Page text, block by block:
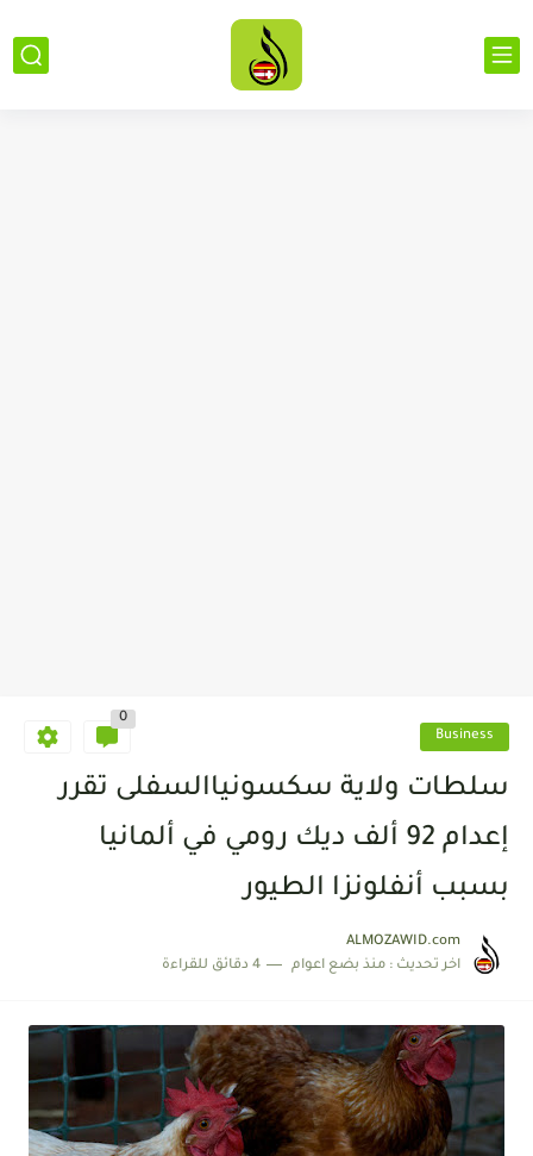
Business
0
سلطات ولاية سكسونياالسفلى تقرر
إعدام 92 ألف ديك رومي في ألمانيا
بسبب أنفلونزا الطيور
ALMOZAWID.com
اخر تحديث : منذ بضع اعوام 4 دقائق للقراءة